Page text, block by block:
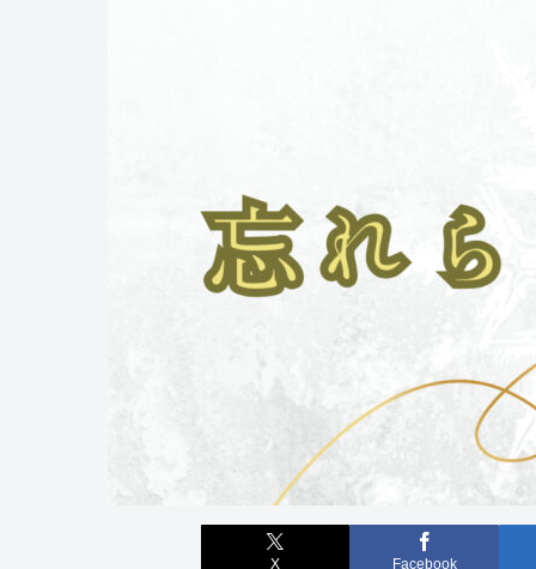
X Facebook